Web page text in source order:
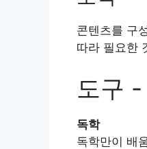
콘텐츠를 구
따라 필요한
도구
독학
독학만이 배